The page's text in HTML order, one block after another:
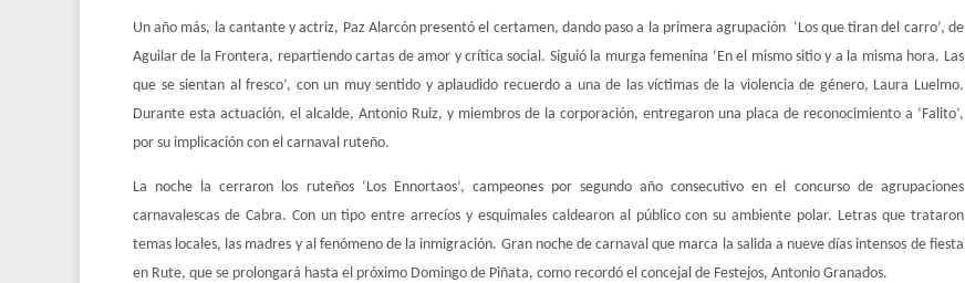
Un año más, la cantante y actriz, Paz Alarcón presentó el certamen, dando paso a la primera agrupación ‘Los que tiran del carro’, de
Aguilar de la Frontera, repartiendo cartas de amor y crítica social. Siguió la murga femenina ‘En el mismo sitio y a la misma hora. Las
que se sientan al fresco’, con un muy sentido y aplaudido recuerdo a una de las víctimas de la violencia de género, Laura Luelmo.
Durante esta actuación, el alcalde, Antonio Ruiz, y miembros de la corporación, entregaron una placa de reconocimiento a ‘Falito’,
por su implicación con el carnaval ruteño.
La noche la cerraron los ruteños ‘Los Ennortaos’, campeones por segundo año consecutivo en el concurso de agrupaciones
carnavalescas de Cabra. Con un tipo entre arrecíos y esquimales caldearon al público con su ambiente polar. Letras que trataron
temas locales, las madres y al fenómeno de la inmigración. Gran noche de carnaval que marca la salida a nueve días intensos de fiesta
en Rute, que se prolongará hasta el próximo Domingo de Piñata, como recordó el concejal de Festejos, Antonio Granados.